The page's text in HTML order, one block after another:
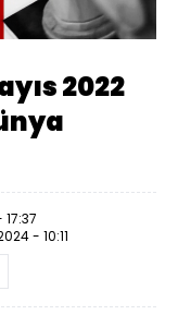
Oynatma
Hızı
2022
- 10:11